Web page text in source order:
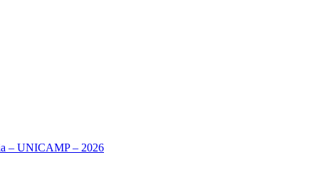
– UNICAMP – 2026